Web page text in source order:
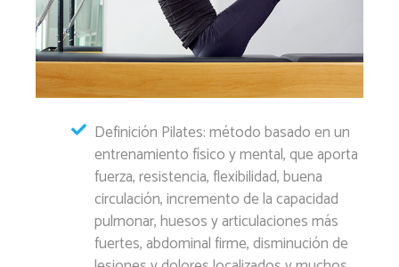
Definición Pilates: método basado en un
entrenamiento físico y mental, que aporta
fuerza, resistencia, flexibilidad, buena
circulación, incremento de la capacidad
pulmonar, huesos y articulaciones más
fuertes, abdominal firme, disminución de